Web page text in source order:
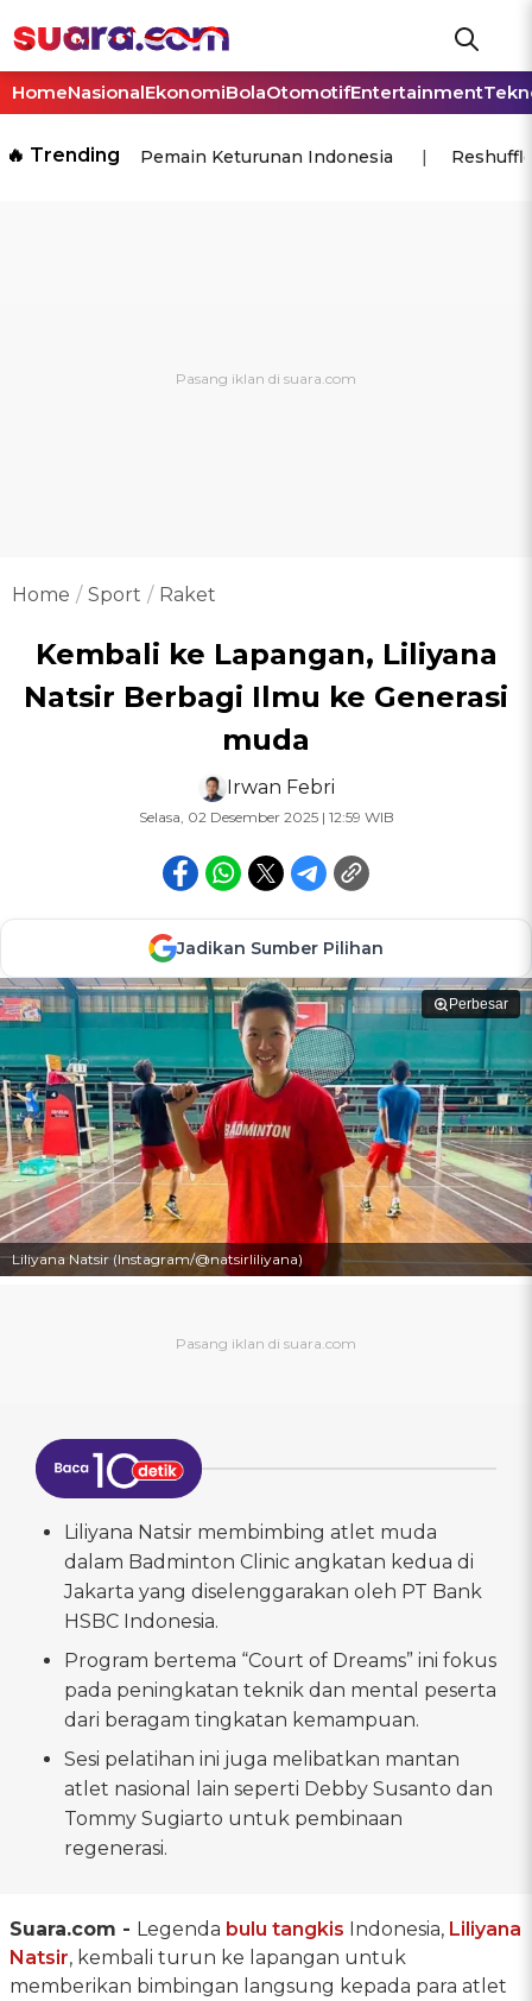
HomeNasionalEkonomiBolaOtomotifEntertainment
🔥 Trending Pemain Keturunan Indonesia
Home Sport Raket
Kembali ke Lapangan, Liliyana
Natsir Berbagi Ilmu ke Generasi
muda
Irwan Febri
Selasa, 02 Desember 2025 | 12:59 WIB
Jadikan Sumber Pilihan
Perbesar
Liliyana Natsir (Instagram/@natsirliliyana)
Liliyana Natsir membimbing atlet muda
dalam Badminton Clinic angkatan kedua di
Jakarta yang diselenggarakan oleh PT Bank
HSBC Indonesia.
Program bertema “Court of Dreams” ini fokus
pada peningkatan teknik dan mental peserta
dari beragam tingkatan kemampuan.
Sesi pelatihan ini juga melibatkan mantan
atlet nasional lain seperti Debby Susanto dan
Tommy Sugiarto untuk pembinaan
regenerasi.
Suara.com - Legenda bulu tangkis Indonesia, Liliyana
Natsir, kembali turun ke lapangan untuk
memberikan bimbingan langsung kepada para atlet